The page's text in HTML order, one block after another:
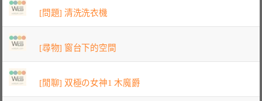
[問題] 清洗洗衣機
[尋物] 窗台下的空間
[閒聊] 双極の女神1 木魔爵